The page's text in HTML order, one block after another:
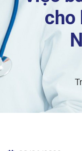
cho